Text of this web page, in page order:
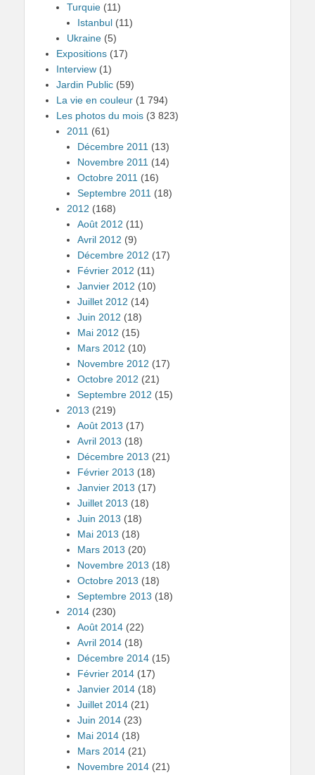
Turquie (11)
Istanbul (11)
Ukraine (5)
Expositions (17)
Interview (1)
Jardin Public (59)
La vie en couleur (1 794)
Les photos du mois (3 823)
2011 (61)
Décembre 2011 (13)
Novembre 2011 (14)
Octobre 2011 (16)
Septembre 2011 (18)
2012 (168)
Août 2012 (11)
Avril 2012 (9)
Décembre 2012 (17)
Février 2012 (11)
Janvier 2012 (10)
Juillet 2012 (14)
Juin 2012 (18)
Mai 2012 (15)
Mars 2012 (10)
Novembre 2012 (17)
Octobre 2012 (21)
Septembre 2012 (15)
2013 (219)
Août 2013 (17)
Avril 2013 (18)
Décembre 2013 (21)
Février 2013 (18)
Janvier 2013 (17)
Juillet 2013 (18)
Juin 2013 (18)
Mai 2013 (18)
Mars 2013 (20)
Novembre 2013 (18)
Octobre 2013 (18)
Septembre 2013 (18)
2014 (230)
Août 2014 (22)
Avril 2014 (18)
Décembre 2014 (15)
Février 2014 (17)
Janvier 2014 (18)
Juillet 2014 (21)
Juin 2014 (23)
Mai 2014 (18)
Mars 2014 (21)
Novembre 2014 (21)